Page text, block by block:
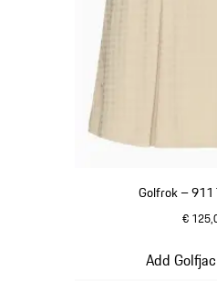
Golfrok – 911
€
Add